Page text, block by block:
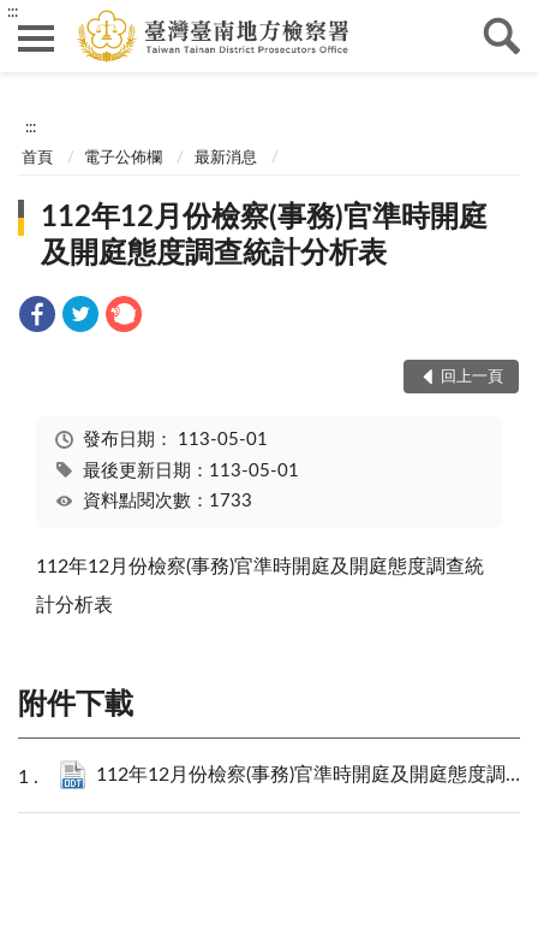
:::
:::
首頁 電子公佈欄 最新消息
112年12月份檢察(事務)官準時開庭
及開庭態度調查統計分析表
回上一頁
發布日期： 113-05-01
最後更新日期：113-05-01
資料點閱次數：1733
112年12月份檢察(事務)官準時開庭及開庭態度調查統
計分析表
附件下載
112年12月份檢察(事務)官準時開庭及開庭態度調查統計分析表.odt